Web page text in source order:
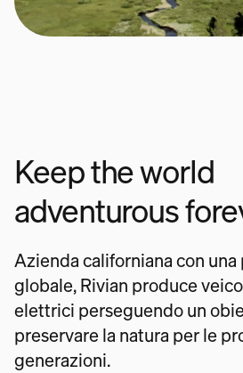
Keep the world
adventurous
Azienda californiana con
globale, Rivian produce
elettrici perseguendo un
preservare la natura per le
generazioni.